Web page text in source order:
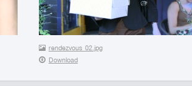
rendezvous_02.jpg
Download